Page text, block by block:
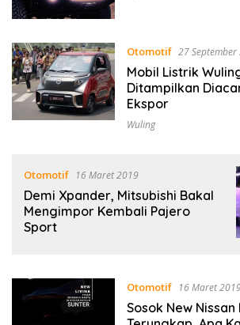
Otomotif 27 September
Mobil Listrik
Ditampilkan
Ekspor
Wuling
Otomotif 16 Maret 2019
Demi Xpander, Mitsubishi Bakal
Mengimpor Kembali Pajero
Sport
Otomotif 16 Maret
Sosok New Nissan